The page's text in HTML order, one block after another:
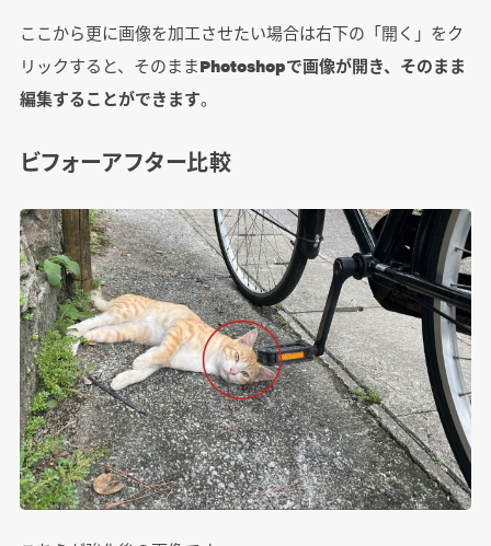
ここから更に画像を加工させたい場合は右下の「開く」をク
リックすると、そのままPhotoshopで画像が開き、そのまま
編集することができます。
ビフォーアフター比較